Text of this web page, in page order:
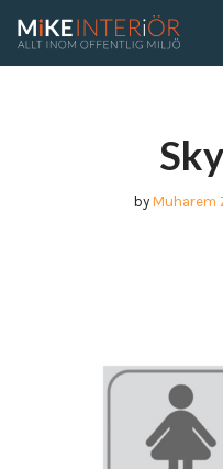
by Muharem